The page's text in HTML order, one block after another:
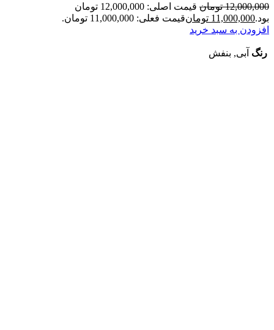
12,000,000 تومان
قیمت اصلی: 12,000,000 تومان
بود.11,000,000 تومانقیمت فعلی: 11,000,000 تومان.
افزودن به سبد خرید
رنگ آبی, بنفش